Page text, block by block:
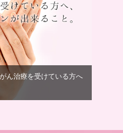
ん治療を受けている方へ